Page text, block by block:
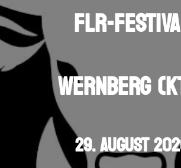
FLR-
WERNBERG
29. AUGUST